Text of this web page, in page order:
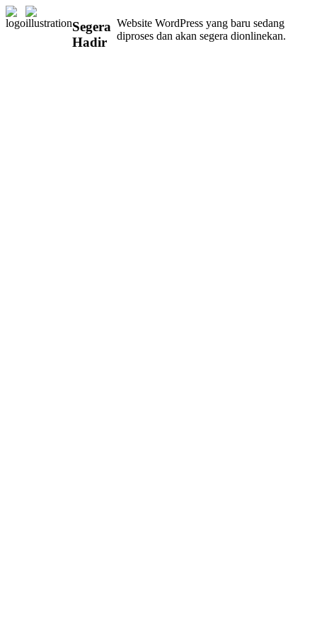
Segera
Hadir
Website WordPress yang baru sedang
diproses dan akan segera dionlinekan.